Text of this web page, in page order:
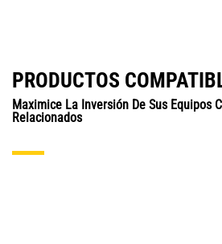
PRODUCTOS
Maximice La Inversión De Sus Equipos
Relacionados